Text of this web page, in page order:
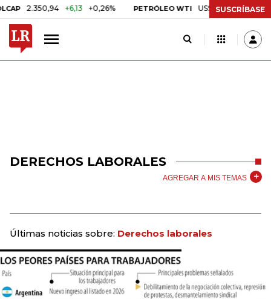
2.350,94 +6,13 +0,26% PETRÓLEO WTI US$ 78,01 US$ 2,92
SUSCRÍBASE
DERECHOS LABORALES
AGREGAR A MIS TEMAS
Últimas noticias sobre: Derechos laborales